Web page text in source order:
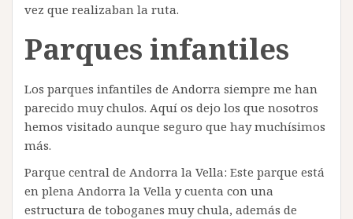
vez que realizaban la ruta.
Parques infantiles
Los parques infantiles de Andorra siempre me han
parecido muy chulos. Aquí os dejo los que nosotros
hemos visitado aunque seguro que hay muchísimos
más.
Parque central de Andorra la Vella: Este parque está
en plena Andorra la Vella y cuenta con una
estructura de toboganes muy chula, además de